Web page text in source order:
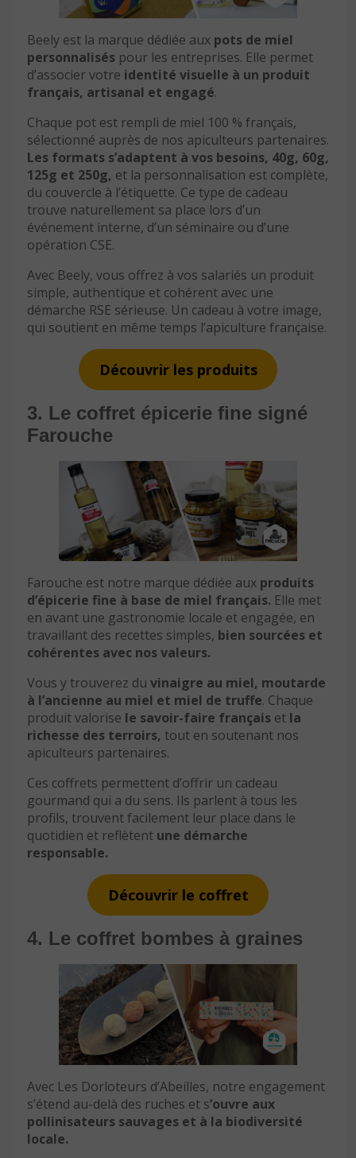
Beely est la marque dédiée aux pots de miel
personnalisés pour les entreprises. Elle permet
d’associer votre identité visuelle à un produit
français, artisanal et engagé.
Chaque pot est rempli de miel 100 % français,
sélectionné auprès de nos apiculteurs partenaires.
Les formats s’adaptent à vos besoins, 40g, 60g,
125g et 250g, et la personnalisation est complète,
du couvercle à l’étiquette. Ce type de cadeau
trouve naturellement sa place lors d’un
événement interne, d’un séminaire ou d’une
opération CSE.
Avec Beely, vous offrez à vos salariés un produit
simple, authentique et cohérent avec une
démarche RSE sérieuse. Un cadeau à votre image,
qui soutient en même temps l’apiculture française.
Découvrir les produits
3. Le coffret épicerie fine signé
Farouche
Farouche est notre marque dédiée aux produits
d’épicerie fine à base de miel français. Elle met
en avant une gastronomie locale et engagée, en
travaillant des recettes simples, bien sourcées et
cohérentes avec nos valeurs.
Vous y trouverez du vinaigre au miel, moutarde
à l’ancienne au miel et miel de truffe. Chaque
produit valorise le savoir-faire français et la
richesse des terroirs, tout en soutenant nos
apiculteurs partenaires.
Ces coffrets permettent d’offrir un cadeau
gourmand qui a du sens. Ils parlent à tous les
profils, trouvent facilement leur place dans le
quotidien et reflètent une démarche
responsable.
Découvrir le coffret
4. Le coffret bombes à graines
Avec Les Dorloteurs d’Abeilles, notre engagement
s’étend au-delà des ruches et s’ouvre aux
pollinisateurs sauvages et à la biodiversité
locale.